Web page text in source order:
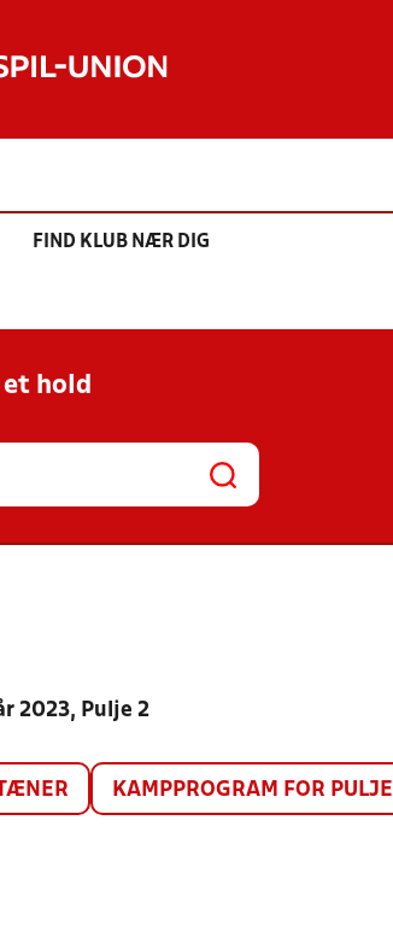
FIND KLUB NÆR DIG
hold
2023, Pulje 2
KAMPPROGRAM FOR PULJE